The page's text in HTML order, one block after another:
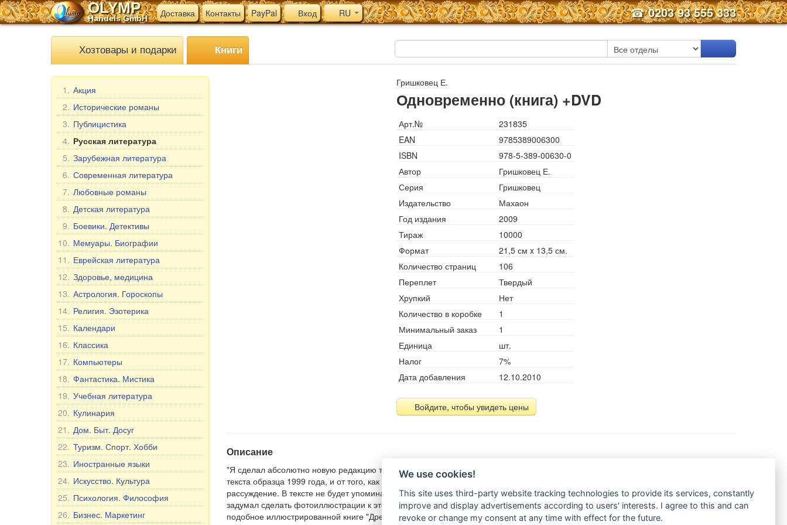
OLYMP
Handels GmbH Доставка Контакты PayPal Вход RU ☎0203 93 555 333
Хозтовары и подарки Книги
1. Акция
2. Исторические романы
3. Публицистика
4. Русская литература
5. Зарубежная литература
6. Современная литература
7. Любовные романы
8. Детская литература
9. Боевики. Детективы
10. Мемуары. Биографии
11. Еврейская литература
12. Здоровье, медицина
13. Астрология. Гороскопы
14. Религия. Эзотерика
15. Календари
16. Классика
17. Компьютеры
18. Фантастика. Мистика
19. Учебная литература
20. Кулинария
21. Дом. Быт. Досуг
22. Туризм. Спорт. Хобби
23. Иностранные языки
24. Искусство. Культура
25. Психология. Философия
26. Бизнес. Маркетинг
Гришковец Е.
Одновременно (книга) +DVD
Арт.№
231835
EAN
9785389006300
ISBN
978-5-389-00630-0
Автор
Гришковец Е.
Серия
Гришковец
Издательство
Махаон
Год издания
2009
Тираж
10000
Формат
21,5 см x 13,5 см.
Количество страниц
106
Переплет
Твердый
Хрупкий
Нет
Количество в коробке
1
Минимальный заказ
1
Единица
шт.
Налог
7%
Дата добавления
12.10.2010
Войдите, чтобы увидеть цены
Описание
"Я сделал абсолютно новую редакцию текста спектакля "Одновременно". Он будет полностью отличаться и от первоначального
текста образца 1999 года, и от того, как я играю этот спектакль сейчас. Текст будет написан не как пьеса, а как просто монолог-
рассуждение. В тексте не будет упоминания о сценических образах. Занялся я этой работой по той причине, что Петр Ловыгин
задумал сделать фотоиллюстрации к этому тексту. В результате его и моей работы должна получиться красивая книжка, нечто
подобное иллюстрированной книге "Дредноуты", но совсем не так. То, что придумал Ловыгин, мне нравится так, что я с
We use cookies!
This site uses third-party website tracking technologies to provide its services, constantly
improve and display advertisements according to users' interests. I agree to this and can
revoke or change my consent at any time with effect for the future.